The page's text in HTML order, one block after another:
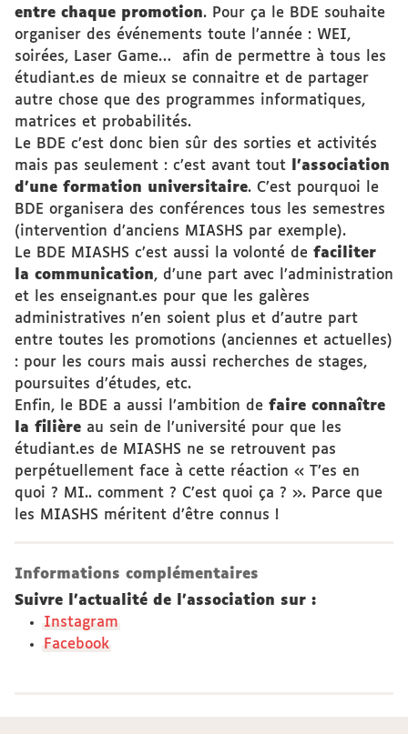
entre chaque promotion. Pour ça le BDE souhaite
organiser des événements toute l’année : WEI,
soirées, Laser Game… afin de permettre à tous les
étudiant.es de mieux se connaitre et de partager
autre chose que des programmes informatiques,
matrices et probabilités.
Le BDE c’est donc bien sûr des sorties et activités
mais pas seulement : c’est avant tout
l’association
d’une formation universitaire. C’est pourquoi le
BDE organisera des conférences tous les semestres
(intervention d’anciens MIASHS par exemple).
Le BDE MIASHS c’est aussi la volonté de faciliter
la communication, d’une part avec l’administration
et les enseignant.es pour que les galères
administratives n’en soient plus et d’autre part
entre toutes les promotions (anciennes et actuelles)
: pour les cours mais aussi recherches de stages,
poursuites d’études, etc.
Enfin, le BDE a aussi l’ambition de faire connaître
la filière au sein de l’université pour que les
étudiant.es de MIASHS ne se retrouvent pas
perpétuellement face à cette réaction « T’es en
quoi ? MI.. comment ? C’est quoi ça ? ». Parce que
les MIASHS méritent d’être connus !
Informations complémentaires
Suivre l'actualité de l'association sur :
Instagram
Facebook